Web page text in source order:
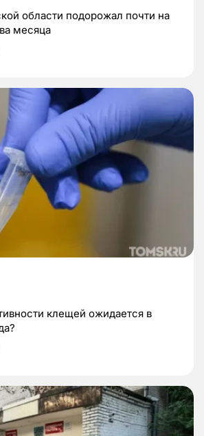
области подорожал почти на
месяца
клещей ожидается в